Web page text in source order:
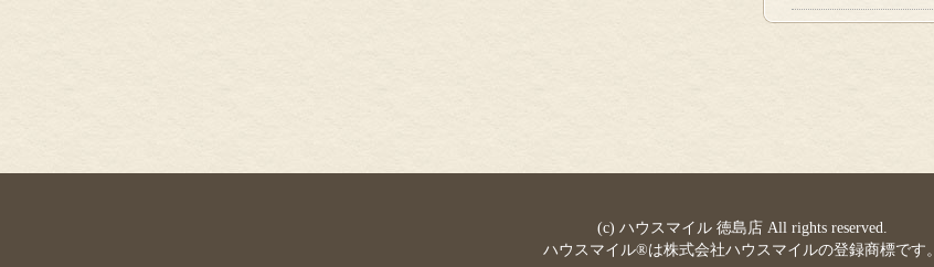
(c) ハウスマイル 徳島店 All rights reserved.
ハウスマイル®は株式会社ハウスマイルの登録商標です。